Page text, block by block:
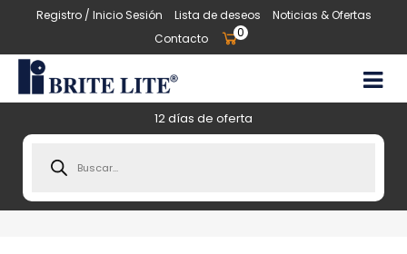
Registro / Inicio Sesión Lista de deseos
Noticias & Ofertas
Contacto
0
12 días de oferta
search